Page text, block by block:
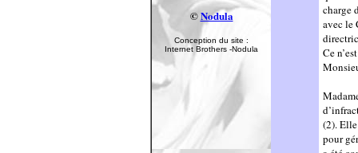
©Nodula
Conception du site :
Internet Brothers -Nodula
charge
avec le
Ce
(2).
pour